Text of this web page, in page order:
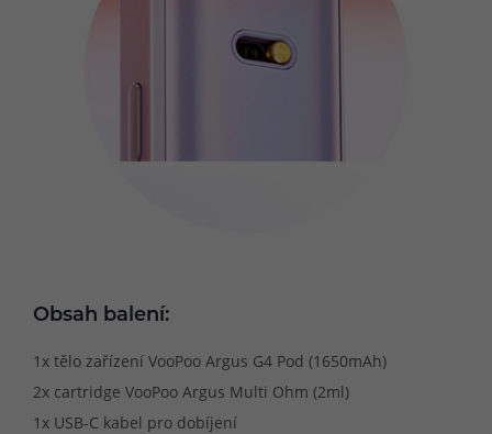
Obsah balení:
1x tělo zařízení VooPoo Argus G4 Pod (1650mAh)
2x cartridge VooPoo Argus Multi Ohm (2ml)
1x USB-C kabel pro dobíjení